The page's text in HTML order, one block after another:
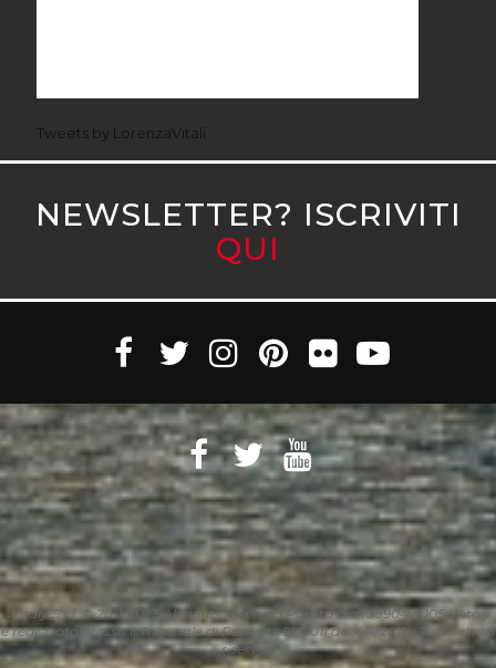
Tweets by LorenzaVitali
NEWSLETTER? ISCRIVITI
QUI
Witaly S.r.l. © 2011-2023 All rights reserved Partita Iva 10890471005 Witaly
è registrata presso il Tribunale di Roma n. 95/2011 del 4/4/2011 – Tutti i diritti
riservati